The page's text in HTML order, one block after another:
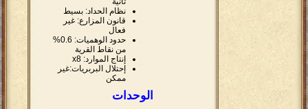
نظام الحداد: بسيط
قانون المزارع: غير
فعال
حدود الوهميات: 0.6%
من نقاط القرية
إنتاج الموارد: x8
إحتلال البربريات:غير
ممكن
الوحدات